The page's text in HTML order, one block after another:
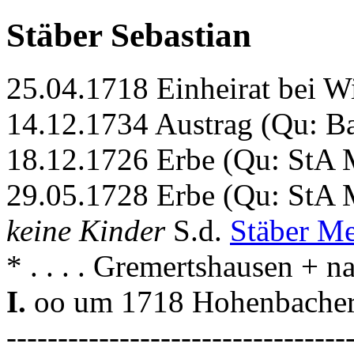
Stäber Sebastian
25.04.1718 Einheirat bei
14.12.1734 Austrag (Qu:
18.12.1726 Erbe (Qu: StA
29.05.1728 Erbe (Qu: StA
keine Kinder S.d. Stäber
* . . . . Gremertshausen +
I. oo um 1718